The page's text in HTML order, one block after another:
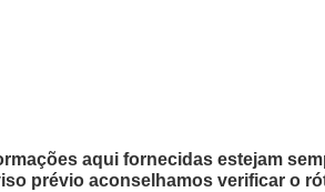
aqui fornecidas estejam
prévio aconselhamos verificar o